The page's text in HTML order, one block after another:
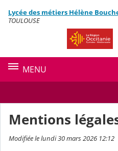
Contenu
Lycée des métiers Hélène
TOULOUSE
MENU
Mentions
Modifiée le lundi 30 mars 2026 12:12